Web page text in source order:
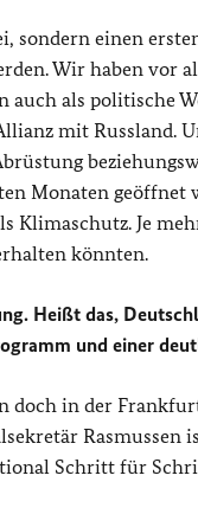
sondern einen
Wir haben vor
als politische
mit Russland.
Monaten
Klimaschutz. Je
könnten.
Heißt das,
und einer
doch in der
Rasmussen
Schritt für